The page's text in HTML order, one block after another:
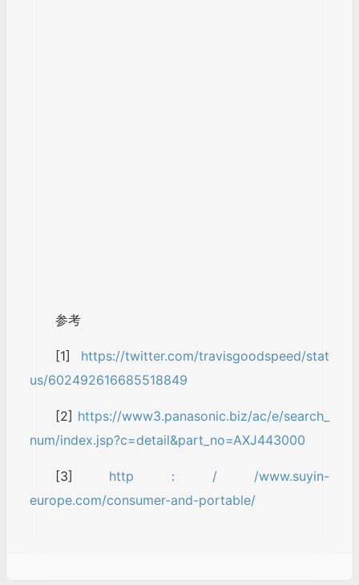
参考
[1] https://twitter.com/travisgoodspeed/stat
us/602492616685518849
[2] https://www3.panasonic.biz/ac/e/search_
num/index.jsp?c=detail&part_no=AXJ443000
[3] http：/ /www.suyin-
europe.com/consumer-and-portable/